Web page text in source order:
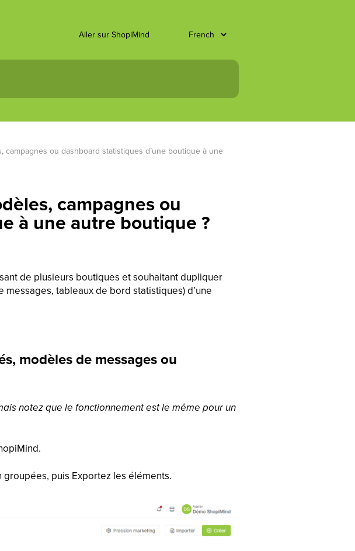
Aller sur ShopiMind
ou dashboard statistiques d’une boutique à une
campagnes ou
à une autre boutique ?
de plusieurs boutiques et souhaitant dupliquer
tableaux de bord statistiques) d’une
modèles de messages ou
notez que le fonctionnement est le même pour un
puis Exportez les éléments.